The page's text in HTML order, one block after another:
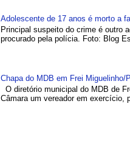
Adolescente de 17 anos é morto a
Principal suspeito do crime é outro
procurado pela polícia. Foto: Blog
Chapa do MDB em Frei Miguelinho/
O diretório municipal do MDB de
Câmara um vereador em exercício,